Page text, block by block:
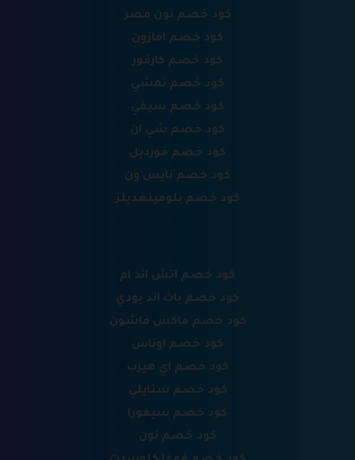
كود خصم نون مصر
كود خصم امازون
كود خصم كارفور
كود خصم نمشي
كود خصم سيفي
كود خصم شي ان
كود خصم فورديل
كود خصم نايس ون
كود خصم بلومينغديلز
كود خصم اتش اند ام
كود خصم باث اند بودي
كود خصم ماكس فاشون
كود خصم اوناس
كود خصم اي هيرب
كود خصم ستايلي
كود خصم سيفورا
كود خصم نون